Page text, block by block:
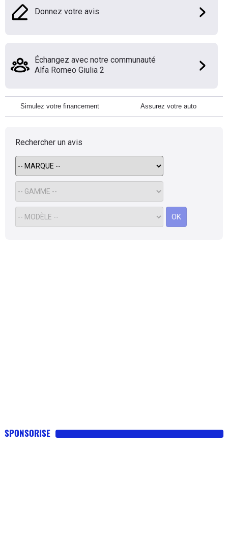
Donnez votre avis
Échangez avec notre communauté
Alfa Romeo Giulia 2
Simulez votre financement Assurez votre auto
Rechercher un avis
OK
SPONSORISE